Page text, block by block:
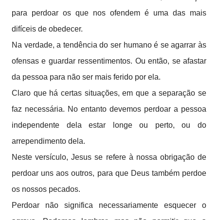
para perdoar os que nos ofendem é uma das mais
difíceis de obedecer.
Na verdade, a tendência do ser humano é se agarrar às
ofensas e guardar ressentimentos. Ou então, se afastar
da pessoa para não ser mais ferido por ela.
Claro que há certas situações, em que a separação se
faz necessária. No entanto devemos perdoar a pessoa
independente dela estar longe ou perto, ou do
arrependimento dela.
Neste versículo, Jesus se refere à nossa obrigação de
perdoar uns aos outros, para que Deus também perdoe
os nossos pecados.
Perdoar não significa necessariamente esquecer o